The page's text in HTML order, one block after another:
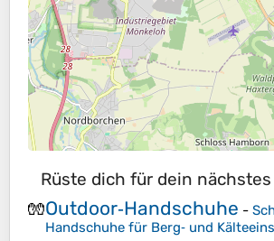
Rüste dich für dein
🧤Outdoor‑Handschuhe -
Handschuhe für Berg‑ und